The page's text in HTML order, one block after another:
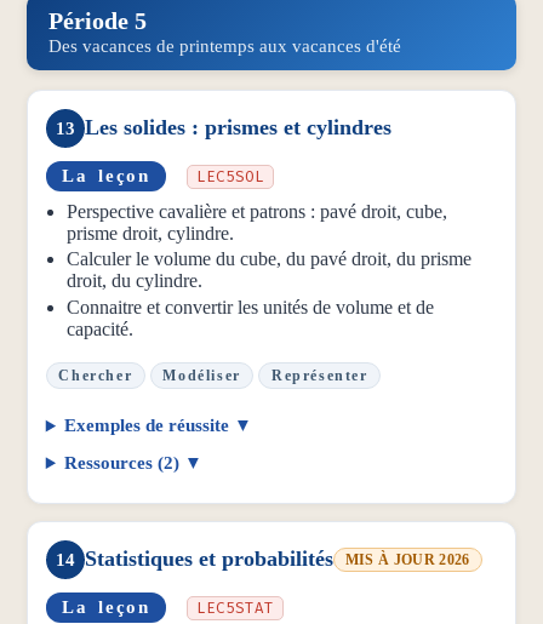
Période 5
Des vacances de printemps aux vacances d'été
13 Les solides : prismes et cylindres
La leçon LEC5SOL
Perspective cavalière et patrons : pavé droit, cube,
prisme droit, cylindre.
Calculer le volume du cube, du pavé droit, du prisme
droit, du cylindre.
Connaitre et convertir les unités de volume et de
capacité.
Chercher Modéliser Représenter
Exemples de réussite
Ressources (2)
14 Statistiques et probabilités MIS À JOUR 2026
La leçon LEC5STAT